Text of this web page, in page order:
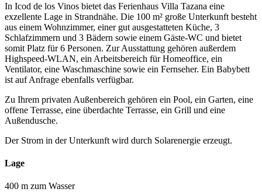
In Icod de los Vinos bietet das Ferienhaus Villa Tazana eine
exzellente Lage in Strandnähe. Die 100 m² große Unterkunft besteht
aus einem Wohnzimmer, einer gut ausgestatteten Küche, 3
Schlafzimmern und 3 Bädern sowie einem Gäste-WC und bietet
somit Platz für 6 Personen. Zur Ausstattung gehören außerdem
Highspeed-WLAN, ein Arbeitsbereich für Homeoffice, ein
Ventilator, eine Waschmaschine sowie ein Fernseher. Ein Babybett
ist auf Anfrage ebenfalls verfügbar.
Zu Ihrem privaten Außenbereich gehören ein Pool, ein Garten, eine
offene Terrasse, eine überdachte Terrasse, ein Grill und eine
Außendusche.
Der Strom in der Unterkunft wird durch Solarenergie erzeugt.
Lage
400 m zum Wasser